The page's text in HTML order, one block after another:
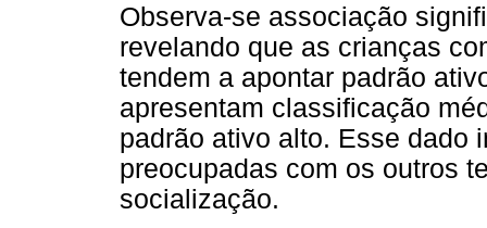
Observa-se associação
revelando que as crianças
tendem a apontar padrão
apresentam classificação
padrão ativo alto. Esse dado
preocupadas com os outros
socialização.